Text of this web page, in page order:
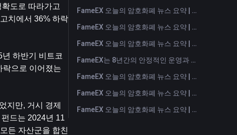
도로 따라가고
치에서 36% 하락
하반기 비트코
락으로 이어졌는
지만, 거시 경제
드는 2024년 11
든 자산군을 합친
FameEX 오늘의 암호화폐 뉴스 요약 | 2026년 7월 31일
FameEX 오늘의 암호화폐 뉴스 요약 | 2026년 7월 30일
FameEX 오늘의 암호화폐 뉴스 요약 | 2026년 7월 29일
FameEX는 8년간의 안정적인 운영과 글로벌 성장을 통해 사용자 신뢰를 더욱 강화했습니다
FameEX 오늘의 암호화폐 뉴스 요약 | 2026년 7월 28일
FameEX 오늘의 암호화폐 뉴스 요약 | 2026년 7월 27일
FameEX 오늘의 암호화폐 뉴스 요약 | 2026년 7월 24일